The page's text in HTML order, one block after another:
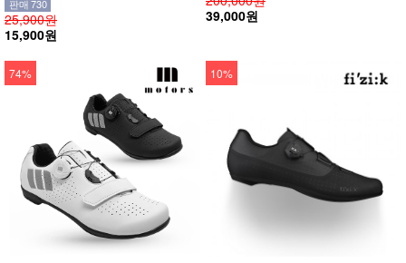
판매 730
25,900원
15,900원
39,000원
74% 10%